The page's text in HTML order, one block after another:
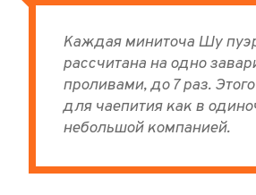
Каждая миниточа Шу
рассчитана на одно
проливами, до 7 раз.
для чаепития как в
небольшой компанией.